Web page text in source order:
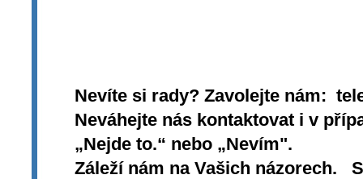
Nevíte si rady? Zavolejte nám:
Neváhejte nás kontaktovat i v
„Nejde to.“ nebo „Nevím".
Záleží nám na Vašich názorech.